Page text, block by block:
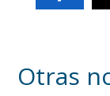
Otras